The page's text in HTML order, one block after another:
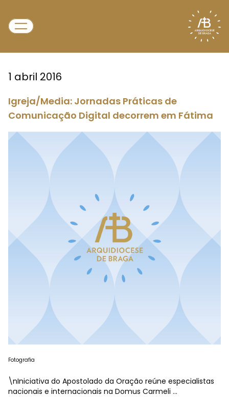
1 abril 2016
Igreja/Media: Jornadas Práticas de
Comunicação Digital decorrem em Fátima
Fotografia
\nIniciativa do Apostolado da Oração reúne especialistas
nacionais e internacionais na Domus Carmeli ...